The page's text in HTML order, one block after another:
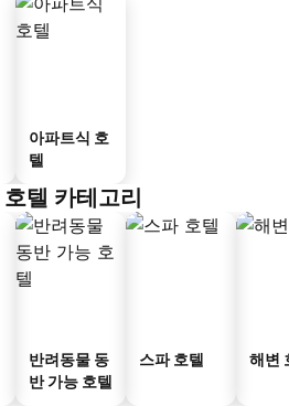
아파트식 호
텔
텔 카테고리
반려동물 동
반 가능 호텔
스파 호텔 해변